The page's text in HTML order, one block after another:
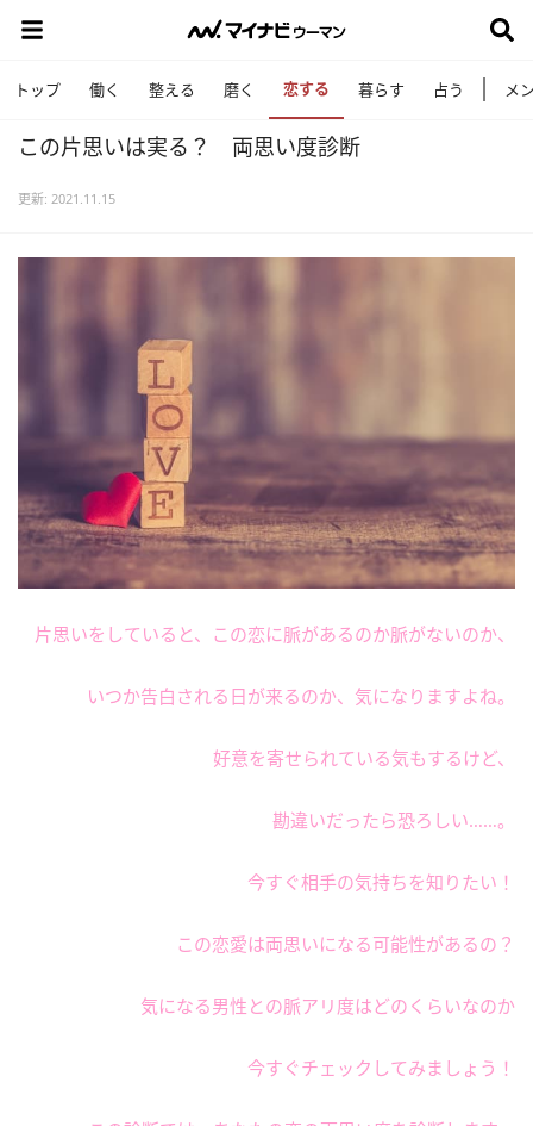
トップ 働く 整える 磨く 恋する 暮らす 占う メ
この片思いは実る？ 両思い度診断
更新: 2021.11.15
片思いをしていると、この恋に脈があるのか脈がないのか、
いつか告白される日が来るのか、気になりますよね。
好意を寄せられている気もするけど、
勘違いだったら恐ろしい……。
今すぐ相手の気持ちを知りたい！
この恋愛は両思いになる可能性があるの？
気になる男性との脈アリ度はどのくらいなのか
今すぐチェックしてみましょう！